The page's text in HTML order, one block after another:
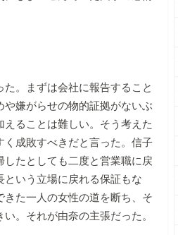
。まずは会社に報告すること
や嫌がらせの物的証拠がないぶ
えることは難しい。そう考えた
く成敗すべきだと言った。信子
したとしても二度と営業職に戻
という立場に戻れる保証もな
きた一人の女性の道を断ち、そ
。それが由奈の主張だった。